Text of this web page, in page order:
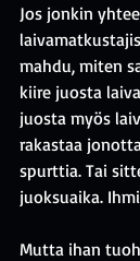
Jos jonkin
mahdu, miten
kiire juosta
juosta myös
rakastaa
spurttia. Tai
juoksuaika.
Mutta ihan